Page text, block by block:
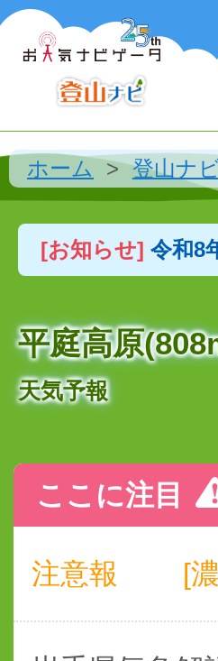
ホーム 登山ナ
[お知らせ] 令和8
平庭高原
天気予報
ここに注目
注意報 [